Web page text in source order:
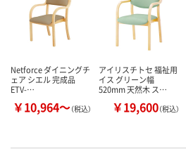
Netforce ダイニングチ
ェア シエル 完成品
ETV-…
￥10,964～（税込）
アイリスチトセ 福祉用
イス グリーン幅
520mm 天然木 ス…
￥19,600（税込）